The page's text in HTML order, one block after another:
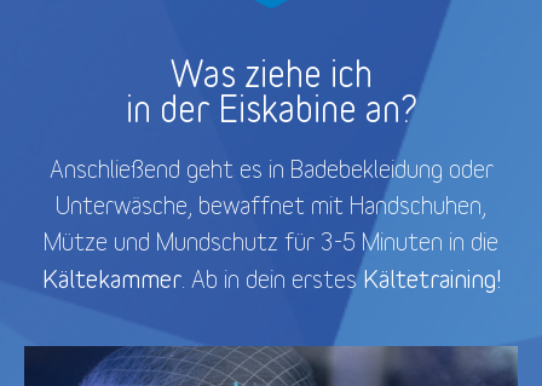
Was ziehe ich
in der Eiskabine an?
Anschließend geht es in Badebekleidung oder
Unterwäsche, bewaffnet mit Handschuhen,
Mütze und Mundschutz für 3-5 Minuten in die
Kältekammer. Ab in dein erstesKältetraining!